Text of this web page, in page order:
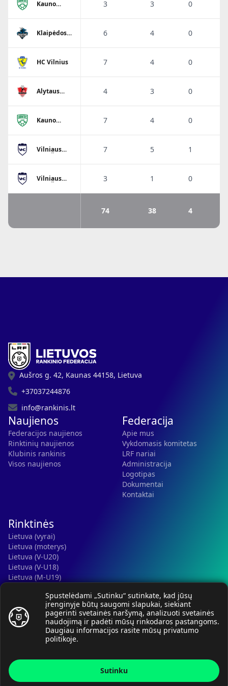
Kauno
Karys
3 3 0
Klaipėdos
6 4 0
HC Vilnius 7 4 0
Alytaus
Stronglasas
4 3 0
Kauno
Karys
7 4 0
Vilniaus
7 5 1
Vilniaus
3 1 0
74 38 4
Spustelėdami „Sutinku“ sutinkate, kad jūsų
įrenginyje būtų saugomi slapukai, siekiant
pagerinti svetainės naršymą, analizuoti svetainės
naudojimą ir padėti mūsų rinkodaros pastangoms.
Daugiau informacijos rasite mūsų privatumo
politikoje.
Sutinku
Aušros g. 42, Kaunas 44158, Lietuva
+37037244876
info@rankinis.lt
Naujienos
Federacijos naujienos
Rinktinių naujienos
Klubinis rankinis
Visos naujienos
Federacija
Apie mus
Vykdomasis komitetas
LRF nariai
Administracija
Logotipas
Dokumentai
Kontaktai
Rinktinės
Lietuva (vyrai)
Lietuva (moterys)
Lietuva (V-U20)
Lietuva (V-U18)
Lietuva (M-U19)
Lietuva (M-U16)